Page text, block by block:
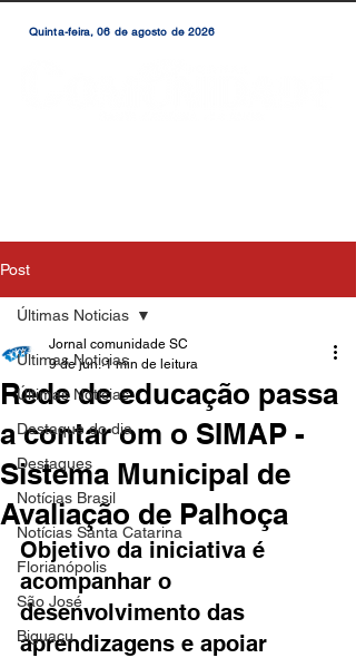
Quinta-feira, 06 de agosto de 2026
Post
Últimas Noticias
Últimas Notícias
Destaque do dia
Destaques
Notícias Brasil
Notícias Santa Catarina
Florianópolis
São José
Biguaçu
Últimas Noticias
Rede de educação passa
a contar om o SIMAP -
Sistema Municipal de
Avaliação de Palhoça
Jornal comunidade SC
9 de jun. 1 min de leitura
Objetivo da iniciativa é
acompanhar o
desenvolvimento das
aprendizagens e apoiar